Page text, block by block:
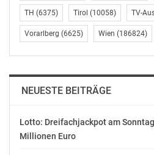
2011 Teil der MAK Sammlung
tiefgehenden und einzigartigen
Langs Mindset und seinen
Abstrakt_, _BARBARA PFLAUM.
Alltags_ und _HYPE UND
MAK Presse und
TH (6375) Tirol (10058) TV-
Vorarlberg (6625) Wien (186824)
NEUESTE BEITRÄGE
Lotto: Dreifachjackpot am
Millionen Euro